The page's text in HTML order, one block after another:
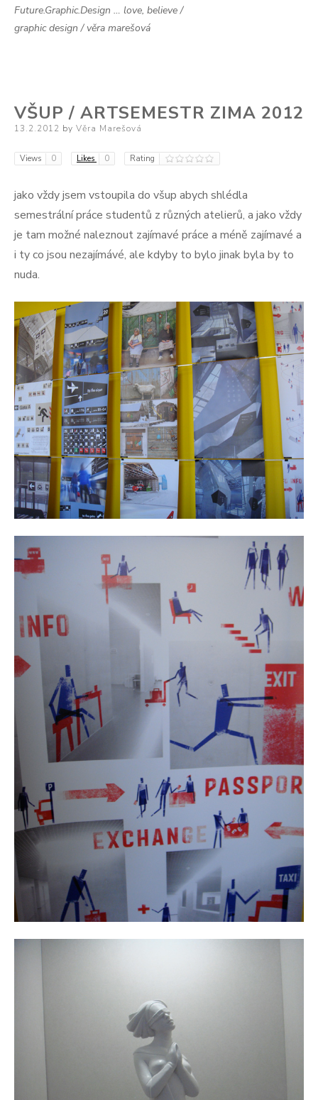
Future.Graphic.Design … love, believe /
graphic design / věra marešová
VŠUP / ARTSEMESTR ZIMA 2012
Posted
13.2.2012 by Věra Marešová
Views 0 Likes 0 Rating
jako vždy jsem vstoupila do všup abych shlédla
semestrální práce studentů z různých atelierů, a jako vždy
je tam možné naleznout zajímavé práce a méně zajímavé a
i ty co jsou nezajímávé, ale kdyby to bylo jinak byla by to
nuda.